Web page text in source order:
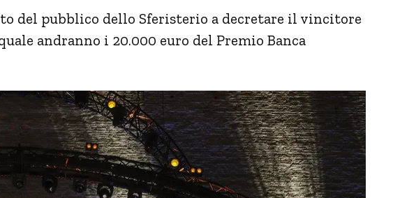
del pubblico dello Sferisterio a decretare il vincitore
andranno i 20.000 euro del Premio Banca